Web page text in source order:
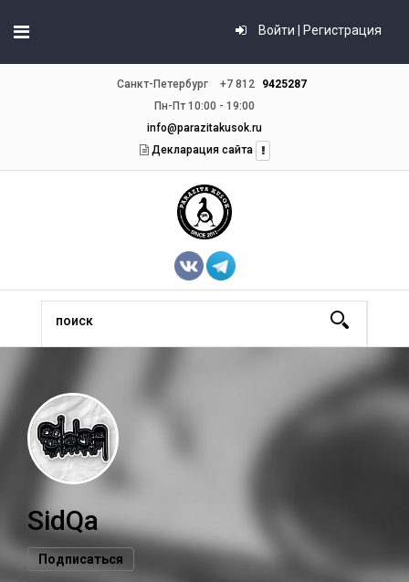
Войти | Регистрация
Санкт-Петербург +7 812
9425287
Пн-Пт 10:00 - 19:00
info@parazitakusok.ru
Декларация сайта
SidQa
Подписаться